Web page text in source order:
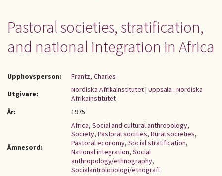
Pastoral societies, stratification,
and national integration in Africa
Upphovsperson:
Frantz, Charles
Utgivare:
Nordiska Afrikainstitutet| Uppsala : Nordiska
Afrikainstitutet
År:
1975
Ämnesord:
Africa, Social and cultural anthropology,
Society, Pastoral socities, Rural societies,
Pastoral economy, Social stratification,
National integration, Social
anthropology/ethnography,
Socialantrolopologi/etnografi